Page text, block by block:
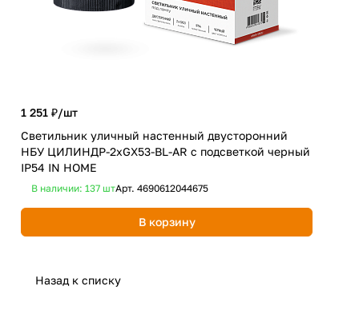
1 251 ₽/шт
Светильник уличный настенный двусторонний
НБУ ЦИЛИНДР-2xGX53-BL-AR с подсветкой черный
IP54 IN HOME
В наличии: 137 штАрт. 4690612044675
В корзину
Назад к списку